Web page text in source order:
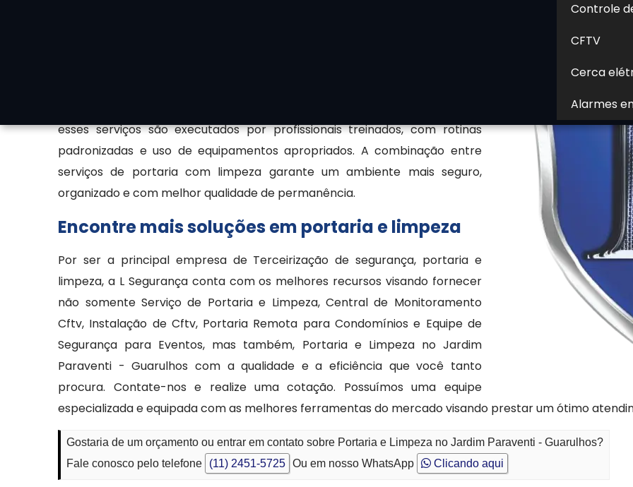
Controle
CFTV
Cerca
Alarmes
esses serviços são executados por profissionais treinados, com rotinas
padronizadas e uso de equipamentos apropriados. A combinação entre
serviços de portaria com limpeza garante um ambiente mais seguro,
organizado e com melhor qualidade de permanência.
Encontre mais soluções em portaria e limpeza
Por ser a principal empresa de Terceirização de segurança, portaria e
limpeza, a L Segurança conta com os melhores recursos visando fornecer
não somente Serviço de Portaria e Limpeza, Central de Monitoramento
Cftv, Instalação de Cftv, Portaria Remota para Condomínios e Equipe de
Segurança para Eventos, mas também, Portaria e Limpeza no Jardim
Paraventi - Guarulhos com a qualidade e a eficiência que você tanto
procura. Contate-nos e realize uma cotação. Possuímos uma equipe
especializada e equipada com as melhores ferramentas do mercado visando prestar um ótimo
Gostaria de um orçamento ou entrar em contato sobre Portaria e Limpeza no Jardim Paraventi - Guarulhos?
Fale conosco pelo telefone
(11) 2451-5725 Ou em nosso WhatsApp Clicando aqui